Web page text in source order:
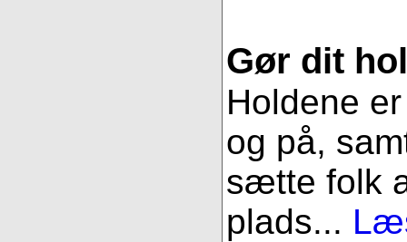
Gør dit
Holdene
og på,
sætte folk
plads...